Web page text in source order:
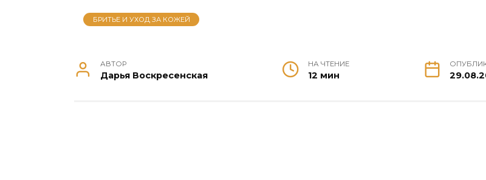
БРИТЬЕ И УХОД ЗА КОЖЕЙ
АВТОР
Дарья Воскресенская
НА ЧТЕНИЕ
12 мин